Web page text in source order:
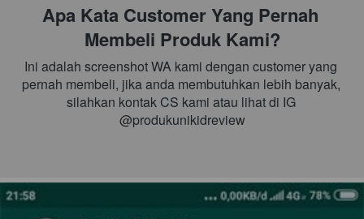
Apa Kata Customer Yang Pernah
Membeli Produk Kami?
Ini adalah screenshot WA kami dengan customer yang
pernah membeli, jika anda membutuhkan lebih banyak,
silahkan kontak CS kami atau lihat di IG
@produkunikidreview